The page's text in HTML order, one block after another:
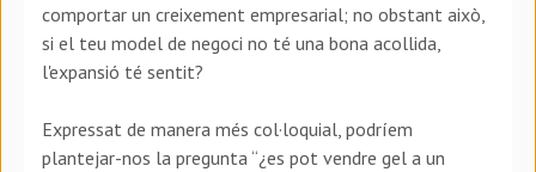
comportar un creixement empresarial; no obstant això,
si el teu model de negoci no té una bona acollida,
l'expansió té sentit?
Expressat de manera més col·loquial, podríem
plantejar-nos la pregunta “¿es pot vendre gel a un